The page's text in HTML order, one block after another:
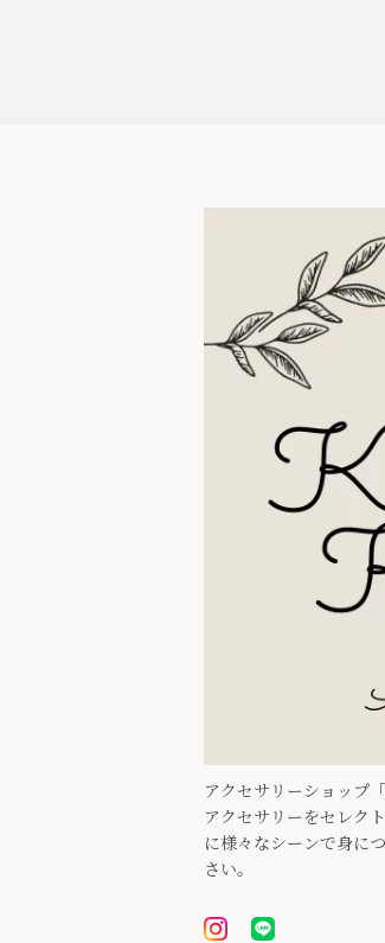
アクセサリーショッ
アクセサリーをセレク
に様々なシーンで身に
さい。